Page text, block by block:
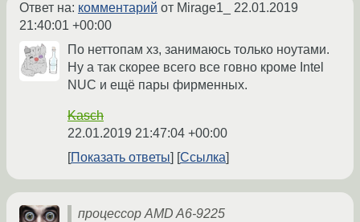
Ответ на: комментарий от Mirage1_ 22.01.2019
21:40:01 +00:00
По неттопам хз, занимаюсь только ноутами.
Ну а так скорее всего все говно кроме Intel
NUC и ещё пары фирменных.
Kasch
22.01.2019 21:47:04 +00:00
Показать ответы
Ссылка
процессор AMD A6-9225